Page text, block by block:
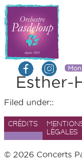
Esther-
Filed under::
CRÉDITS
LÉGALES
© 2026 Concerts